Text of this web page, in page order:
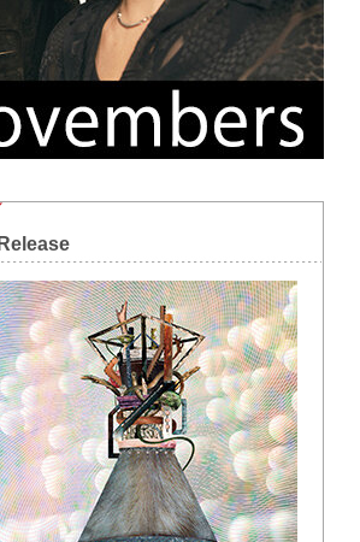
Release